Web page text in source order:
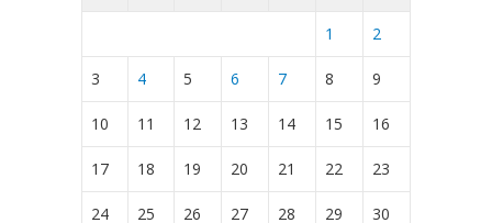
文
1 2
3 4 5 6 7 8 9
10 11 12 13 14 15 16
17 18 19 20 21 22 23
24 25 26 27 28 29 30